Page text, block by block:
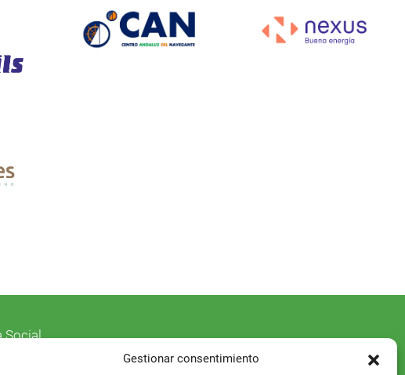
Gestionar consentimiento
Social